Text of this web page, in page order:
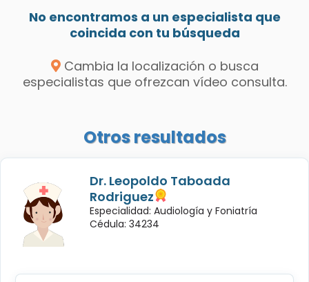
No encontramos a un especialista que
coincida con tu búsqueda
Cambia la localización o busca
especialistas que ofrezcan vídeo consulta.
Otros resultados
Dr. Leopoldo Taboada
Rodriguez
Especialidad: Audiología y Foniatría
Cédula: 34234